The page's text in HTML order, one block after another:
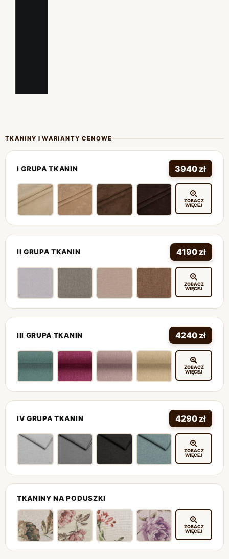
TKANINY I WARIANTY CENOWE
I GRUPA TKANIN 3940 zł
ZOBACZ
WIĘCEJ
II GRUPA TKANIN 4190 zł
ZOBACZ
WIĘCEJ
III GRUPA TKANIN 4240 zł
ZOBACZ
WIĘCEJ
IV GRUPA TKANIN 4290 zł
ZOBACZ
WIĘCEJ
TKANINY NA PODUSZKI
ZOBACZ
WIĘCEJ